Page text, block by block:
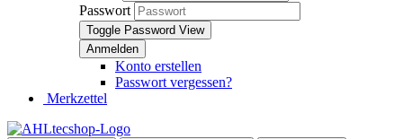
Passwort
Toggle Password View
Konto erstellen
Passwort vergessen?
Merkzettel